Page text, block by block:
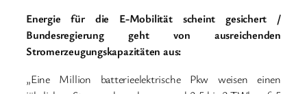
Energie für die E-Mobilität scheint gesichert /
Bundesregierung geht von ausreichenden
Stromerzeugungskapazitäten aus:
„Eine Million batterieelektrische Pkw weisen einen